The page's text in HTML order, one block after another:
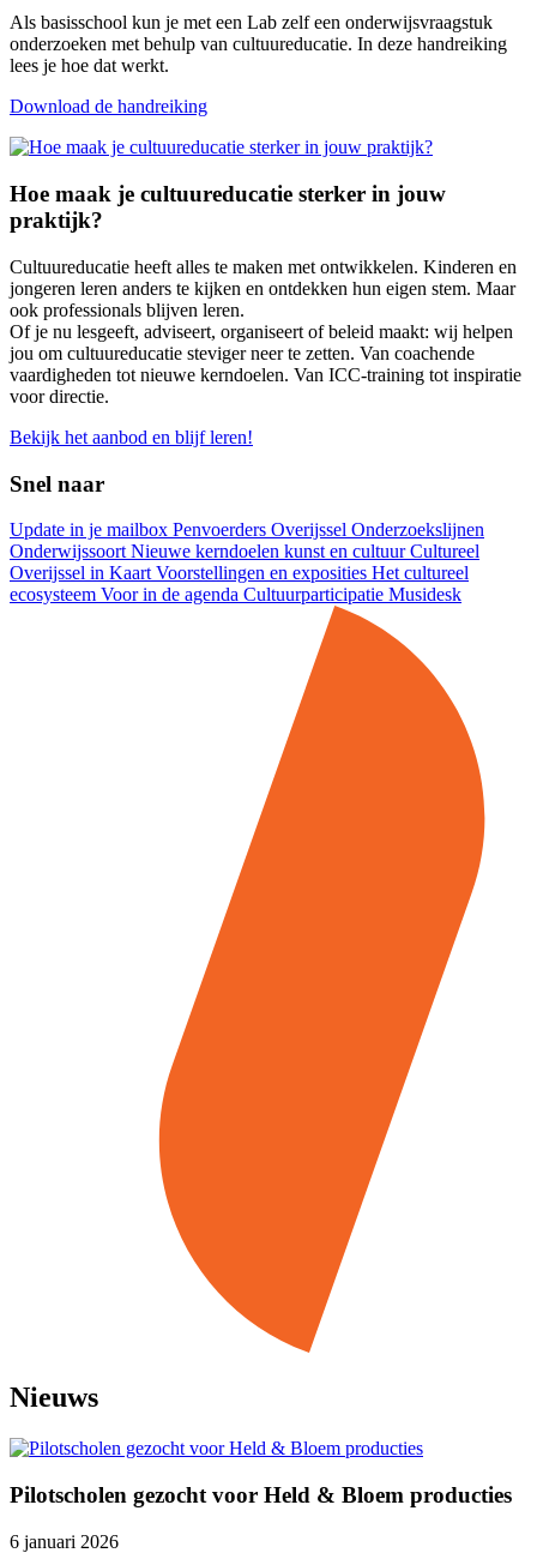
Als basisschool kun je met een Lab zelf een onderwijsvraagstuk
onderzoeken met behulp van cultuureducatie. In deze handreiking
lees je hoe dat werkt.
Download de handreiking
Hoe maak je cultuureducatie sterker in jouw
praktijk?
Cultuureducatie heeft alles te maken met ontwikkelen. Kinderen en
jongeren leren anders te kijken en ontdekken hun eigen stem. Maar
ook professionals blijven leren.
Of je nu lesgeeft, adviseert, organiseert of beleid maakt: wij helpen
jou om cultuureducatie steviger neer te zetten. Van coachende
vaardigheden tot nieuwe kerndoelen. Van ICC-training tot inspiratie
voor directie.
Bekijk het aanbod en blijf leren!
Snel naar
Update in je mailbox Penvoerders Overijssel Onderzoekslijnen
Onderwijssoort Nieuwe kerndoelen kunst en cultuurCultureel
Overijssel in Kaart Voorstellingen en exposities Het cultureel
ecosysteem Voor in de agenda Cultuurparticipatie Musidesk
Nieuws
Pilotscholen gezocht voor Held & Bloem producties
6 januari 2026